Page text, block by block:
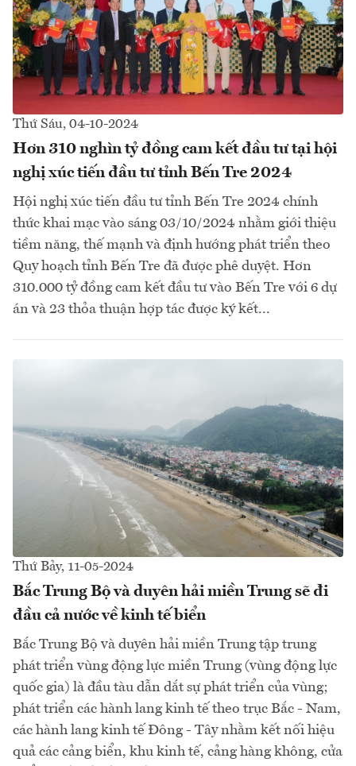
Thứ Sáu, 04-10-2024
Hơn 310 nghìn tỷ đồng cam kết đầu tư tại hội
nghị xúc tiến đầu tư tỉnh Bến Tre 2024
Hội nghị xúc tiến đầu tư tỉnh Bến Tre 2024 chính
thức khai mạc vào sáng 03/10/2024 nhằm giới thiệu
tiềm năng, thế mạnh và định hướng phát triển theo
Quy hoạch tỉnh Bến Tre đã được phê duyệt. Hơn
310.000 tỷ đồng cam kết đầu tư vào Bến Tre với 6 dự
án và 23 thỏa thuận hợp tác được ký kết...
Thứ Bảy, 11-05-2024
Bắc Trung Bộ và duyên hải miền Trung sẽ đi
đầu cả nước về kinh tế biển
Bắc Trung Bộ và duyên hải miền Trung tập trung
phát triển vùng động lực miền Trung (vùng động lực
quốc gia) là đầu tàu dẫn dắt sự phát triển của vùng;
phát triển các hành lang kinh tế theo trục Bắc - Nam,
các hành lang kinh tế Đông - Tây nhằm kết nối hiệu
quả các cảng biển, khu kinh tế, cảng hàng không, cửa